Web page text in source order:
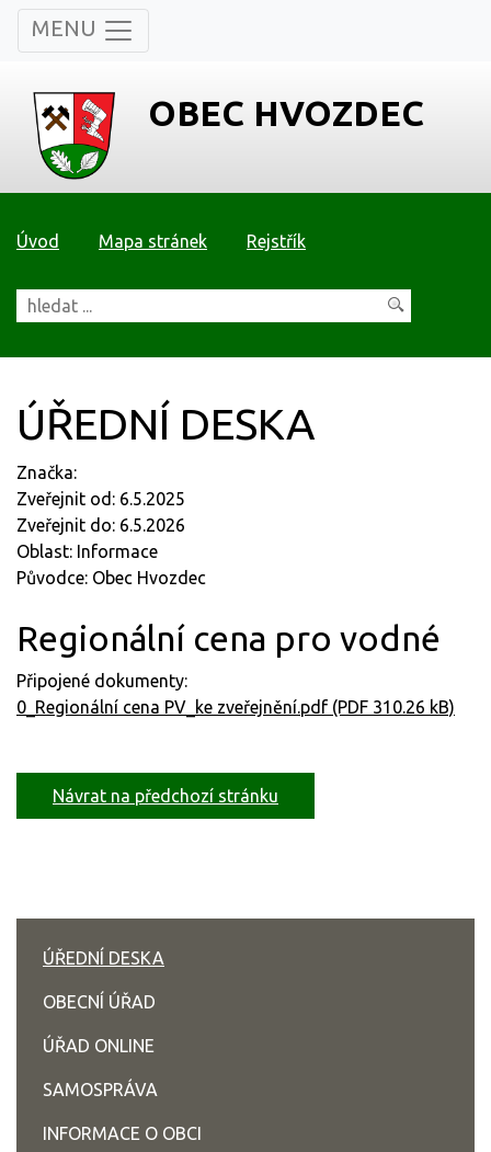
MENU
OBEC HVOZDEC
Úvod Mapa stránek Rejstřík
ÚŘEDNÍ DESKA
Značka:
Zveřejnit od: 6.5.2025
Zveřejnit do: 6.5.2026
Oblast: Informace
Původce: Obec Hvozdec
Regionální cena pro vodné
Připojené dokumenty:
0_Regionální cena PV_ke zveřejnění.pdf (PDF 310.26 kB)
Návrat na předchozí stránku
ÚŘEDNÍ DESKA
OBECNÍ ÚŘAD
ÚŘAD ONLINE
SAMOSPRÁVA
INFORMACE O OBCI